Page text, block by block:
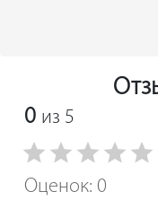
0 из 5
Оценок: 0